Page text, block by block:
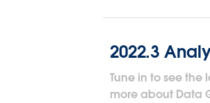
2022.3
Tune in to see the
more about Data